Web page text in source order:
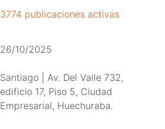
3774 publicaciones activas
26/10/2025
Santiago | Av. Del Valle 732,
edificio 17, Piso 5, Ciudad
Empresarial, Huechuraba.